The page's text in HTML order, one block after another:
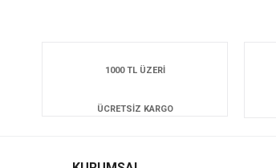
1000 TL ÜZERİ
ÜCRETSİZ KARGO